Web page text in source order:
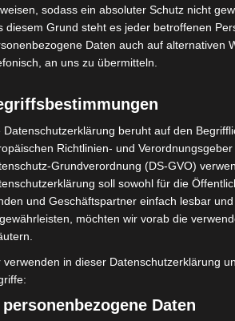
sodass ein absoluter Schutz nicht
diesem Grund steht es jeder betroffenen
Daten auch auf alternativen
an uns zu übermitteln.
Datenschutzerklärung beruht auf den
Richtlinien- und
Grundverordnung (DS-GVO)
soll sowohl für die
und Geschäftspartner einfach lesbar
möchten wir vorab die
verwenden in dieser Datenschutzerklärung
personenbezogene Daten